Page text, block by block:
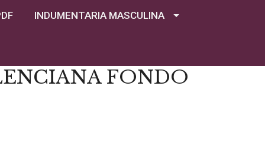
INDUMENTARIA MASCULINA
FONDO